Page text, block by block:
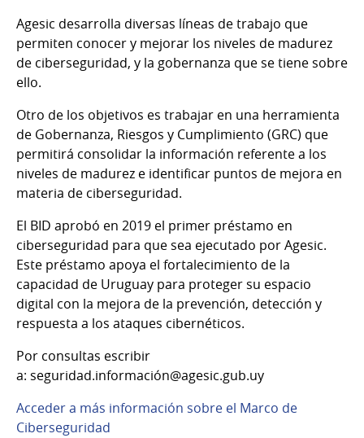
Agesic desarrolla diversas líneas de trabajo que
permiten conocer y mejorar los niveles de madurez
de ciberseguridad, y la gobernanza que se tiene sobre
ello.
Otro de los objetivos es trabajar en una herramienta
de Gobernanza, Riesgos y Cumplimiento (GRC) que
permitirá consolidar la información referente a los
niveles de madurez e identificar puntos de mejora en
materia de ciberseguridad.
El BID aprobó en 2019 el primer préstamo en
ciberseguridad para que sea ejecutado por Agesic.
Este préstamo apoya el fortalecimiento de la
capacidad de Uruguay para proteger su espacio
digital con la mejora de la prevención, detección y
respuesta a los ataques cibernéticos.
Por consultas escribir
a: seguridad.información@agesic.gub.uy
Acceder a más información sobre el Marco de
Ciberseguridad